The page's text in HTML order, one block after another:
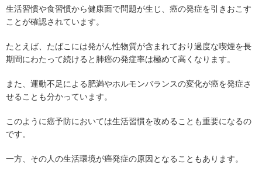
生活習慣や食習慣から健康面で問題が生じ、癌の発症を引きおこす
ことが確認されています。
たとえば、たばこには発がん性物質が含まれており過度な喫煙を長
期間にわたって続けると肺癌の発症率は極めて高くなります。
また、運動不足による肥満やホルモンバランスの変化が癌を発症さ
せることも分かっています。
このように癌予防においては生活習慣を改めることも重要になるの
です。
一方、その人の生活環境が癌発症の原因となることもあります。